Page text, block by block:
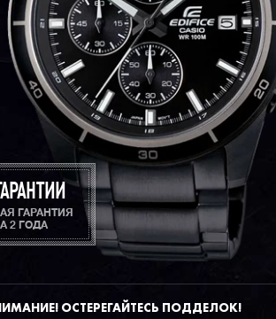
ГАРАНТИЯ
2 ГОДА
ОСТЕРЕГАЙТЕСЬ ПОДДЕЛОК!